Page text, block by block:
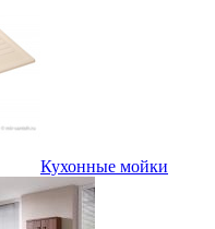
Кухонные мойки